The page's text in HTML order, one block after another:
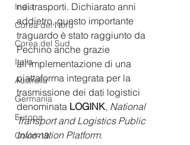
India
Corea del Nord
Corea del Sud
Italia
Australia
Germania
Europa
Covid-19
nei trasporti. Dichiarato anni
addietro, questo importante
traguardo è stato raggiunto da
Pechino anche grazie
all'implementazione di una
piattaforma integrata per la
trasmissione dei dati logistici
denominata LOGINK, National
Transport and Logistics Public
Information Platform.